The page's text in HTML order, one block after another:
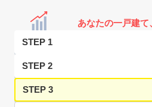
あなたの一戸建て
STEP 1
STEP 2
STEP 3